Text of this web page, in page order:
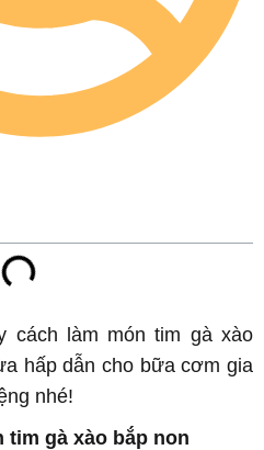
cách làm món tim gà xào
hấp dẫn cho bữa cơm gia
nhé!
tim gà xào bắp non